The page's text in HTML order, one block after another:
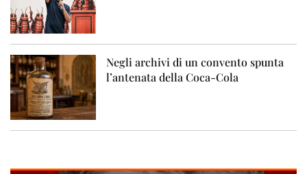
Negli archivi di un convento spunta
l’antenata della Coca-Cola